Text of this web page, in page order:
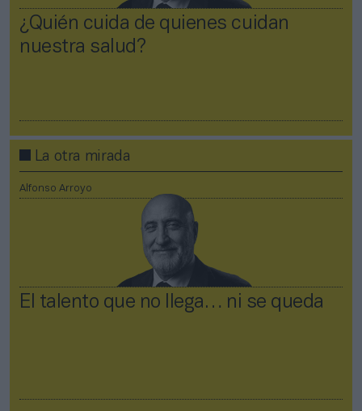
¿Quién cuida de quienes cuidan
nuestra salud?
La otra mirada
Alfonso Arroyo
El talento que no llega… ni se queda